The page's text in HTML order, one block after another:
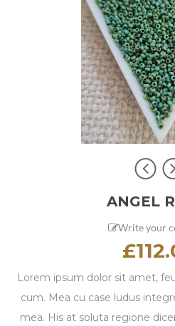
ANGEL
Write your
£
Lorem ipsum dolor sit amet,
cum. Mea cu case ludus
mea. His at soluta regione